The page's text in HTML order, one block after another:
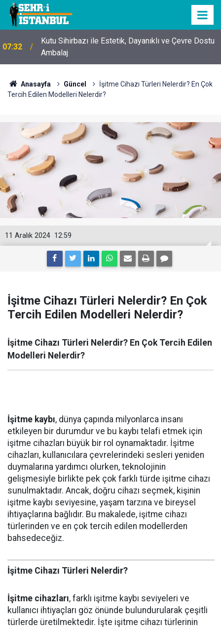
07:32
Kutu Sihirbazı ile Estetik, Dayanıklı ve Çevre Dostu
Ambalaj
Anasayfa Güncel
İşitme Cihazı Türleri Nelerdir? En Çok
Tercih Edilen Modelleri Nelerdir?
12:59
11 Aralık 2024
İşitme Cihazı Türleri Nelerdir? En Çok
Tercih Edilen Modelleri Nelerdir?
İşitme Cihazı Türleri Nelerdir? En Çok Tercih Edilen
Modelleri Nelerdir?
İşitme kaybı, dünya çapında milyonlarca insanı
etkileyen bir durumdur ve bu kaybı telafi etmek için
işitme cihazları büyük bir rol oynamaktadır. İşitme
cihazları, kullanıcılara çevrelerindeki sesleri yeniden
duymalarına yardımcı olurken, teknolojinin
gelişmesiyle birlikte pek çok farklı türde işitme cihazı
sunulmaktadır. Ancak, doğru cihazı seçmek, kişinin
işitme kaybı seviyesine, yaşam tarzına ve bireysel
ihtiyaçlarına bağlıdır. Bu makalede, işitme cihazı
türlerinden ve en çok tercih edilen modellerden
bahsedeceğiz.
İşitme Cihazı Türleri Nelerdir?
İşitme cihazları, farklı işitme kaybı seviyeleri ve
kullanıcı ihtiyaçları göz önünde bulundurularak çeşitli
türlerde üretilmektedir. İşte işitme cihazı türlerinin